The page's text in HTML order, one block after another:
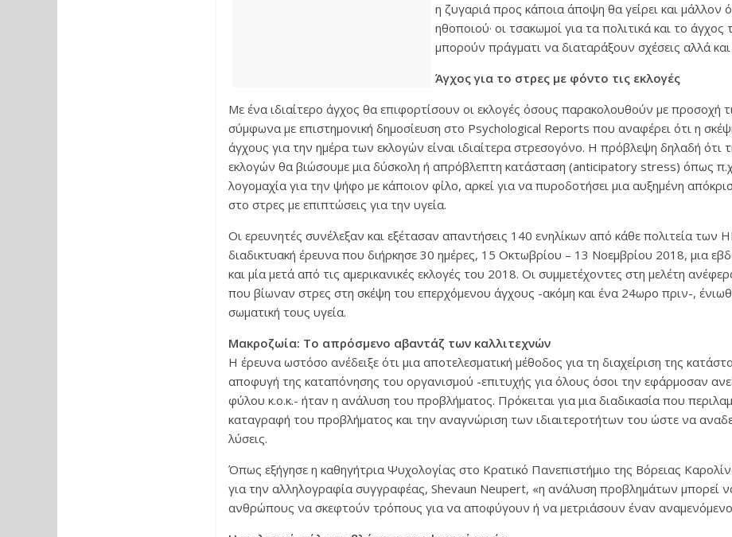
η ζυγαριά προς κάποια άποψη θα γείρει και μάλλον
ηθοποιού· οι τσακωμοί για τα πολιτικά και το
μπορούν πράγματι να διαταράξουν σχέσεις αλλά και
Άγχος για το στρες με φόντο τις εκλογές
Με ένα ιδιαίτερο άγχος θα επιφορτίσουν οι εκλογές όσους παρακολουθούν με προσοχή
σύμφωνα με επιστημονική δημοσίευση στο Psychological Reports που αναφέρει ότι η
άγχους για την ημέρα των εκλογών είναι ιδιαίτερα στρεσογόνο. Η πρόβλεψη δηλαδή ότι
εκλογών θα βιώσουμε μια δύσκολη ή απρόβλεπτη κατάσταση (anticipatory stress) όπως
λογομαχία για την ψήφο με κάποιον φίλο, αρκεί για να πυροδοτήσει μια αυξημένη
στο στρες με επιπτώσεις για την υγεία.
Οι ερευνητές συνέλεξαν και εξέτασαν απαντήσεις 140 ενηλίκων από κάθε πολιτεία των
διαδικτυακή έρευνα που διήρκησε 30 ημέρες, 15 Οκτωβρίου – 13 Νοεμβρίου 2018, μια
και μία μετά από τις αμερικανικές εκλογές του 2018. Οι συμμετέχοντες στη μελέτη
που βίωναν στρες στη σκέψη του επερχόμενου άγχους -ακόμη και ένα 24ωρο πριν-,
σωματική τους υγεία.
Μακροζωία: Το απρόσμενο αβαντάζ των καλλιτεχνών
Η έρευνα ωστόσο ανέδειξε ότι μια αποτελεσματική μέθοδος για τη διαχείριση της
αποφυγή της καταπόνησης του οργανισμού -επιτυχής για όλους όσοι την εφάρμοσαν
φύλου κ.ο.κ.- ήταν η ανάλυση του προβλήματος. Πρόκειται για μια διαδικασία που
καταγραφή του προβλήματος και την αναγνώριση των ιδιαιτεροτήτων του ώστε να
λύσεις.
Όπως εξήγησε η καθηγήτρια Ψυχολογίας στο Κρατικό Πανεπιστήμιο της Βόρειας
για την αλληλογραφία συγγραφέας, Shevaun Neupert, «η ανάλυση προβλημάτων μπορεί
ανθρώπους να σκεφτούν τρόπους για να αποφύγουν ή να μετριάσουν έναν